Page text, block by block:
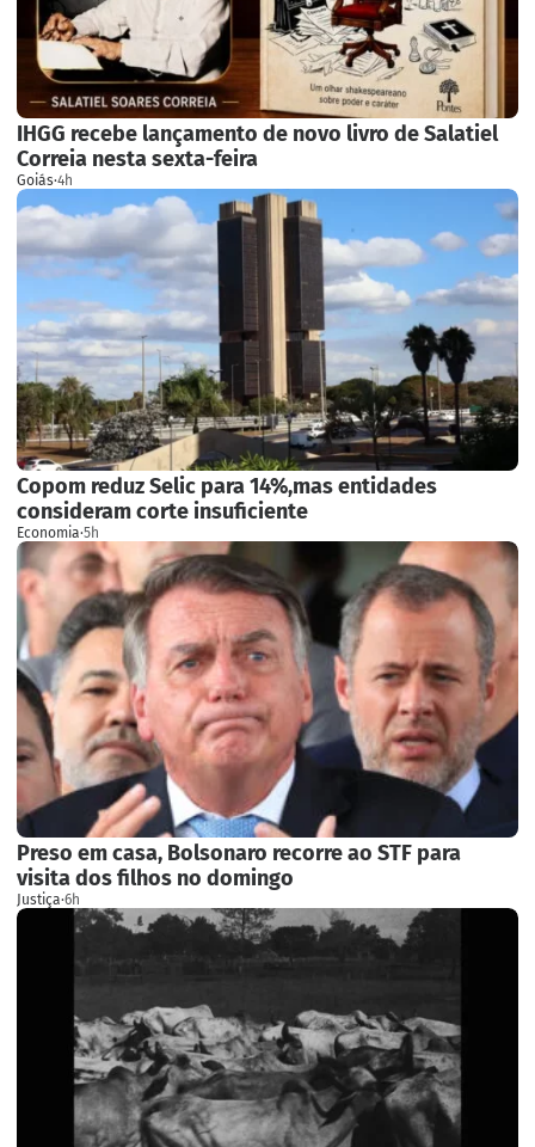
IHGG recebe lançamento de novo livro de Salatiel
Correia nesta sexta-feira
Goiás·4h
Copom reduz Selic para 14%,mas entidades
consideram corte insuficiente
Economia·5h
Preso em casa, Bolsonaro recorre ao STF para
visita dos filhos no domingo
Justiça·6h